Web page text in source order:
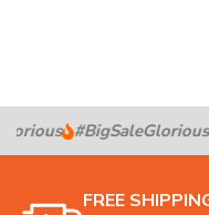
#BigSaleGlorious
FREE